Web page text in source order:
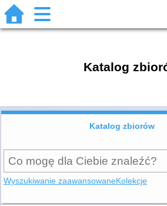
Katalog
Katalog zbiorów
Wyszukiwanie zaawansowaneKolekcje